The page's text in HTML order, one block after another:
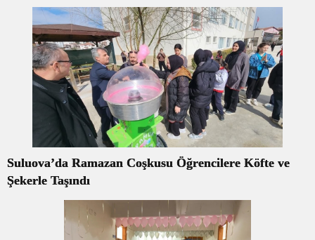
Suluova’da Ramazan Coşkusu Öğrencilere Köfte ve
Şekerle Taşındı